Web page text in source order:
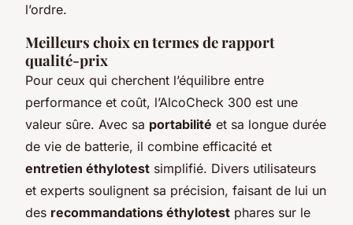
l’ordre.
Meilleurs choix en termes de rapport
qualité-prix
Pour ceux qui cherchent l’équilibre entre
performance et coût, l’AlcoCheck 300 est une
valeur sûre. Avec sa portabilité et sa longue durée
de vie de batterie, il combine efficacité et
entretien éthylotest simplifié. Divers utilisateurs
et experts soulignent sa précision, faisant de lui un
des recommandations éthylotest phares sur le